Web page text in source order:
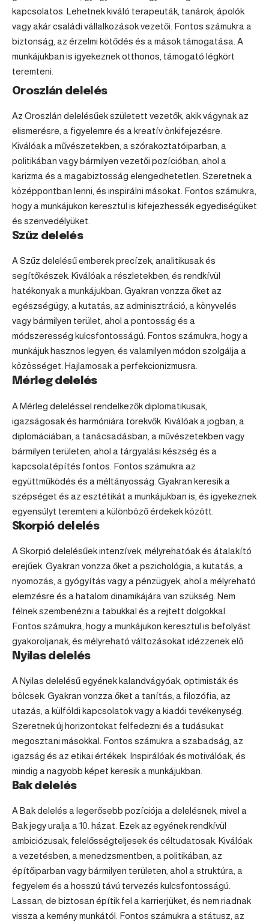
kapcsolatos. Lehetnek kiváló terapeuták, tanárok, ápolók
vagy akár családi vállalkozások vezetői. Fontos számukra a
biztonság, az érzelmi kötődés és a mások támogatása. A
munkájukban is igyekeznek otthonos, támogató légkört
teremteni.
Oroszlán delelés
Az Oroszlán delelésűek született vezetők, akik vágynak az
elismerésre, a figyelemre és a kreatív önkifejezésre.
Kiválóak a művészetekben, a szórakoztatóiparban, a
politikában vagy bármilyen vezetői pozícióban, ahol a
karizma és a magabiztosság elengedhetetlen. Szeretnek a
középpontban lenni, és inspirálni másokat. Fontos számukra,
hogy a munkájukon keresztül is kifejezhessék egyediségüket
és szenvedélyüket.
Szűz delelés
A Szűz delelésű emberek precízek, analitikusak és
segítőkészek. Kiválóak a részletekben, és rendkívül
hatékonyak a munkájukban. Gyakran vonzza őket az
egészségügy, a kutatás, az adminisztráció, a könyvelés
vagy bármilyen terület, ahol a pontosság és a
módszeresség kulcsfontosságú. Fontos számukra, hogy a
munkájuk hasznos legyen, és valamilyen módon szolgálja a
közösséget. Hajlamosak a perfekcionizmusra.
Mérleg delelés
A Mérleg deleléssel rendelkezők diplomatikusak,
igazságosak és harmóniára törekvők. Kiválóak a jogban, a
diplomáciában, a tanácsadásban, a művészetekben vagy
bármilyen területen, ahol a tárgyalási készség és a
kapcsolatépítés fontos. Fontos számukra az
együttműködés és a méltányosság. Gyakran keresik a
szépséget és az esztétikát a munkájukban is, és igyekeznek
egyensúlyt teremteni a különböző érdekek között.
Skorpió delelés
A Skorpió delelésűek intenzívek, mélyrehatóak és átalakító
erejűek. Gyakran vonzza őket a pszichológia, a kutatás, a
nyomozás, a gyógyítás vagy a pénzügyek, ahol a mélyreható
elemzésre és a hatalom dinamikájára van szükség. Nem
félnek szembenézni a tabukkal és a rejtett dolgokkal.
Fontos számukra, hogy a munkájukon keresztül is befolyást
gyakoroljanak, és mélyreható változásokat idézzenek elő.
Nyilas delelés
A Nyilas delelésű egyének kalandvágyóak, optimisták és
bölcsek. Gyakran vonzza őket a tanítás, a filozófia, az
utazás, a külföldi kapcsolatok vagy a kiadói tevékenység.
Szeretnek új horizontokat felfedezni és a tudásukat
megosztani másokkal. Fontos számukra a szabadság, az
igazság és az etikai értékek. Inspirálóak és motiválóak, és
mindig a nagyobb képet keresik a munkájukban.
Bak delelés
A Bak delelés a legerősebb pozíciója a delelésnek, mivel a
Bak jegy uralja a 10. házat. Ezek az egyének rendkívül
ambiciózusak, felelősségteljesek és céltudatosak. Kiválóak
a vezetésben, a menedzsmentben, a politikában, az
építőiparban vagy bármilyen területen, ahol a struktúra, a
fegyelem és a hosszú távú tervezés kulcsfontosságú.
Lassan, de biztosan építik fel a karrierjüket, és nem riadnak
vissza a kemény munkától. Fontos számukra a státusz, az